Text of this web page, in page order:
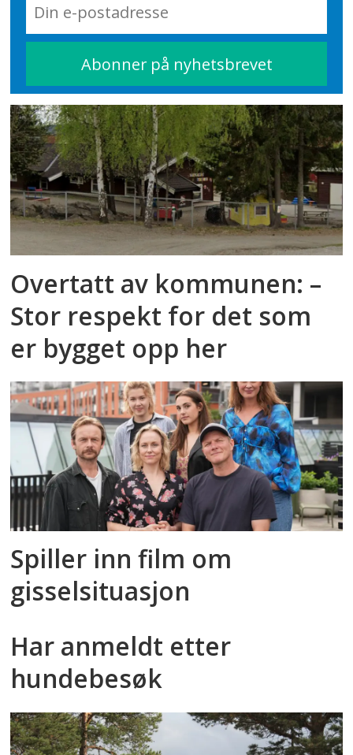
Overtatt av kommunen: –
Stor respekt for det som
er bygget opp her
Spiller inn film om
gisselsituasjon
Har anmeldt etter
hundebesøk